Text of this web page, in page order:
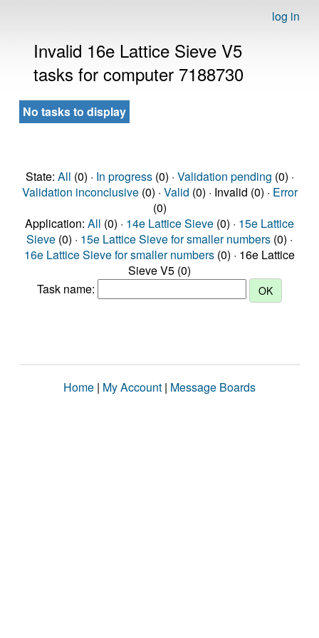
log in
Invalid 16e Lattice Sieve V5
tasks for computer 7188730
No tasks to display
State: All (0) · In progress(0) · Validation pending (0) ·
Validation inconclusive(0) · Valid (0) · Invalid (0) · Error
(0)
Application: All (0) · 14e Lattice Sieve (0) · 15e Lattice
Sieve (0) · 15e Lattice Sieve for smaller numbers (0) ·
16e Lattice Sieve for smaller numbers (0) · 16e Lattice
Sieve V5 (0)
Task name:
Home | My Account | Message Boards